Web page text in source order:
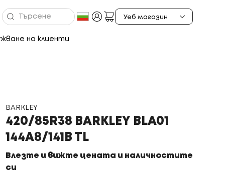
на клиенти
BARKLEY
420/85R38 BARKLEY BLA01
144A8/141B TL
Влезте и вижте цената и наличностите
си